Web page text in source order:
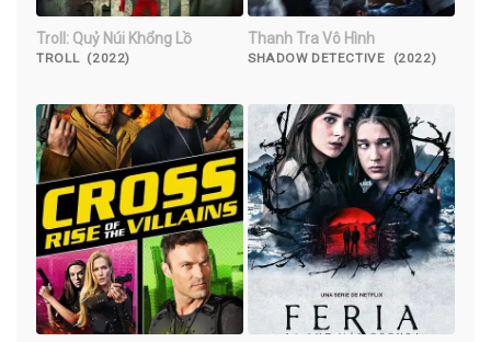
Troll: Quỷ Núi Khổng Lồ
TROLL (2022)
Thanh Tra Vô Hình
SHADOW DETECTIVE (2022)